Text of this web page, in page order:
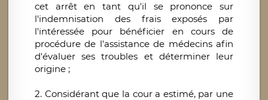
cet arrêt en tant qu'il se prononce sur
l'indemnisation des frais exposés par
l'intéressée pour bénéficier en cours de
procédure de l'assistance de médecins afin
d'évaluer ses troubles et déterminer leur
origine ;
2. Considérant que la cour a estimé, par une